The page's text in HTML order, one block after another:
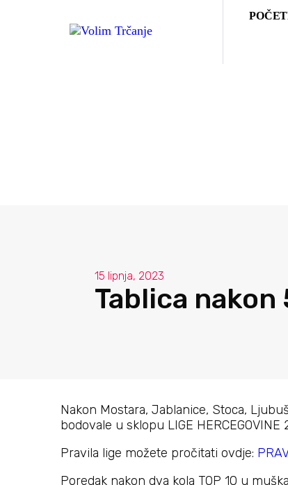
15 lipnja, 2023
Tablica nakon
Nakon Mostara, Jablanice, Stoca,
bodovale u sklopu LIGE HERCEGOVINE
Pravila lige možete pročitati ovdje:
Poredak nakon dva kola TOP 10 u